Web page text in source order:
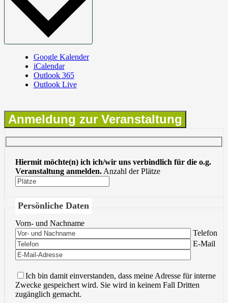
Google Kalender
iCalendar
Outlook 365
Outlook Live
Anmeldung zur Veranstaltung
Hiermit möchte(n) ich ich/wir uns verbindlich für die o.g.
Veranstaltung anmelden. Anzahl der Plätze
Persönliche Daten
Vorn- und Nachname
Bitte lasse
Telefon
Bitte lasse
E-Mail
Ich bin damit einverstanden, dass meine Adresse für interne
Zwecke gespeichert wird. Sie wird in keinem Fall Dritten
zugänglich gemacht.